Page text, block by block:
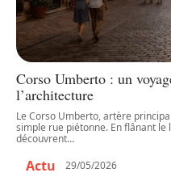
Corso Umberto : un
l’architecture
Le Corso Umberto, artère
simple rue piétonne. En flânant le
découvrent…
Actu 29/05/2026